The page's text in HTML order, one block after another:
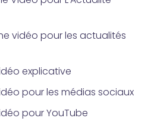
vidéo pour les actualités
explicative
pour les médias sociaux
pour YouTube